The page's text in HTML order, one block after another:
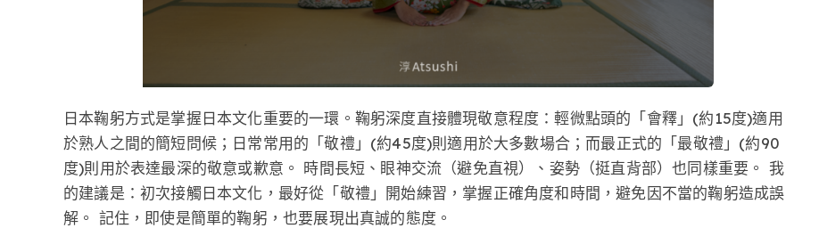
日本鞠躬方式是掌握日本文化重要的一環。鞠躬深度直接體現敬意程度：輕微點頭的「會釋」(約15度)適用
於熟人之間的簡短問候；日常常用的「敬禮」(約45度)則適用於大多數場合；而最正式的「最敬禮」(約90
度)則用於表達最深的敬意或歉意。 時間長短、眼神交流（避免直視）、姿勢（挺直背部）也同樣重要。 我
的建議是：初次接觸日本文化，最好從「敬禮」開始練習，掌握正確角度和時間，避免因不當的鞠躬造成誤
解。 記住，即使是簡單的鞠躬，也要展現出真誠的態度。